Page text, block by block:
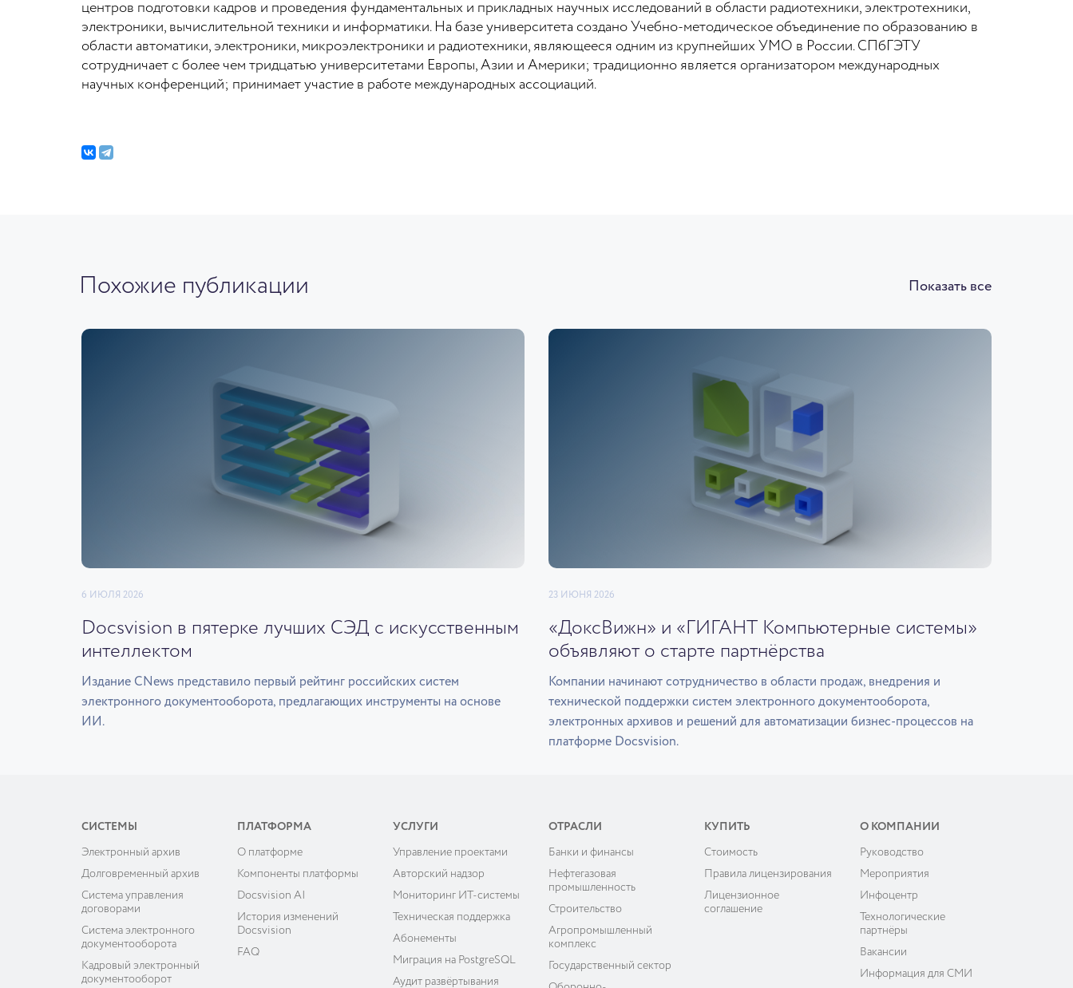
центров подготовки кадров и проведения фундаментальных и прикладных научных исследований в области радиотехники, электротехники,
электроники, вычислительной техники и информатики. На базе университета создано Учебно-методическое объединение по образованию в
области автоматики, электроники, микроэлектроники и радиотехники, являющееся одним из крупнейших УМО в России. СПбГЭТУ
сотрудничает с более чем тридцатью университетами Европы, Азии и Америки; традиционно является организатором международных
научных конференций; принимает участие в работе международных ассоциаций.
Похожие публикации Показать все
6 ИЮЛЯ 2026
Docsvision в пятерке лучших СЭД с искусственным
интеллектом
Издание CNews представило первый рейтинг российских систем
электронного документооборота, предлагающих инструменты на основе
ИИ.
23 ИЮНЯ 2026
«ДоксВижн» и «ГИГАНТ Компьютерные системы»
объявляют о старте партнёрства
Компании начинают сотрудничество в области продаж, внедрения и
технической поддержки систем электронного документооборота,
электронных архивов и решений для автоматизации бизнес-процессов на
платформе Docsvision.
СИСТЕМЫ
Электронный архив
Долговременный архив
Система управления
договорами
Система электронного
документооборота
Кадровый электронный
документооборот
ПЛАТФОРМА
О платформе
Компоненты платформы
Docsvision AI
История изменений
Docsvision
FAQ
УСЛУГИ
Управление проектами
Авторский надзор
Мониторинг ИТ-системы
Техническая поддержка
Абонементы
Миграция на PostgreSQL
Аудит развёртывания
ОТРАСЛИ
Банки и финансы
Нефтегазовая
промышленность
Строительство
Агропромышленный
комплекс
Государственный сектор
КУПИТЬ
Cтоимость
Правила лицензирования
Лицензионное
соглашение
О КОМПАНИИ
Руководство
Мероприятия
Инфоцентр
Технологические
партнёры
Вакансии
Информация для СМИ